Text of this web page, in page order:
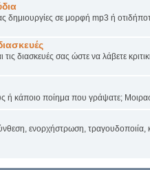
δημιουργίες σε μορφή mp3 ή
διασκευές σας ώστε να λάβετε
ή κάποιο ποίημα που γράψατε;
ενορχήστρωση, τραγουδοποιία,